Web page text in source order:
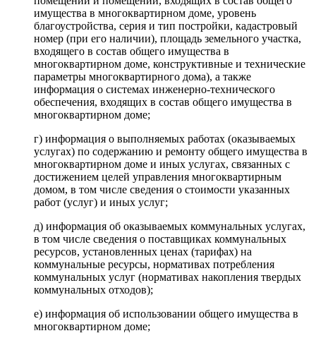
имущества в многоквартирном доме, уровень
благоустройства, серия и тип постройки, кадастровый
номер (при его наличии), площадь земельного участка,
входящего в состав общего имущества в
многоквартирном доме, конструктивные и технические
параметры многоквартирного дома), а также
информация о системах инженерно-технического
обеспечения, входящих в состав общего имущества в
многоквартирном доме;
г) информация о выполняемых работах (оказываемых
услугах) по содержанию и ремонту общего имущества в
многоквартирном доме и иных услугах, связанных с
достижением целей управления многоквартирным
домом, в том числе сведения о стоимости указанных
работ (услуг) и иных услуг;
д) информация об оказываемых коммунальных услугах,
в том числе сведения о поставщиках коммунальных
ресурсов, установленных ценах (тарифах) на
коммунальные ресурсы, нормативах потребления
коммунальных услуг (нормативах накопления твердых
коммунальных отходов);
е) информация об использовании общего имущества в
многоквартирном доме;